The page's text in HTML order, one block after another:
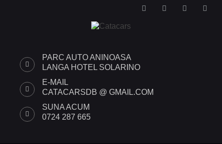
PARC AUTO ANINOASA
LANGA HOTEL SOLARINO
E-MAIL
CATACARSDB @ GMAIL.COM
SUNA ACUM
0724 287 665